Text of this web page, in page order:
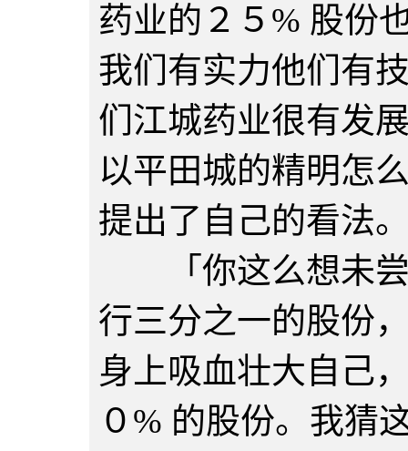
药业的２５% 股份
我们有实力他们有
们江城药业很有发
以平田城的精明怎
提出了自己的看法
「你这么想未尝
行三分之一的股份
身上吸血壮大自己
０% 的股份。我猜